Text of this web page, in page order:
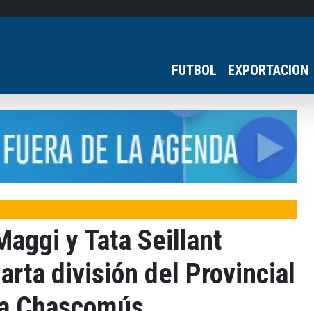
FUTBOL EXPORTACION
y Tata Seillant
división del Provincial